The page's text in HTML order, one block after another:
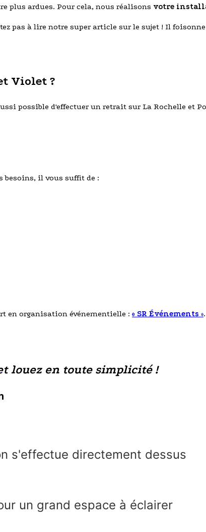
plus ardues. Pour cela, nous réalisons votre
pas à lire notre super article sur le sujet ! Il foisonne
Violet ?
possible d'effectuer un retrait sur La Rochelle et
besoins, il vous suffit de :
en organisation événementielle : « SR Événements »
louez en toute simplicité !
s'effectue directement dessus
un grand espace à éclairer